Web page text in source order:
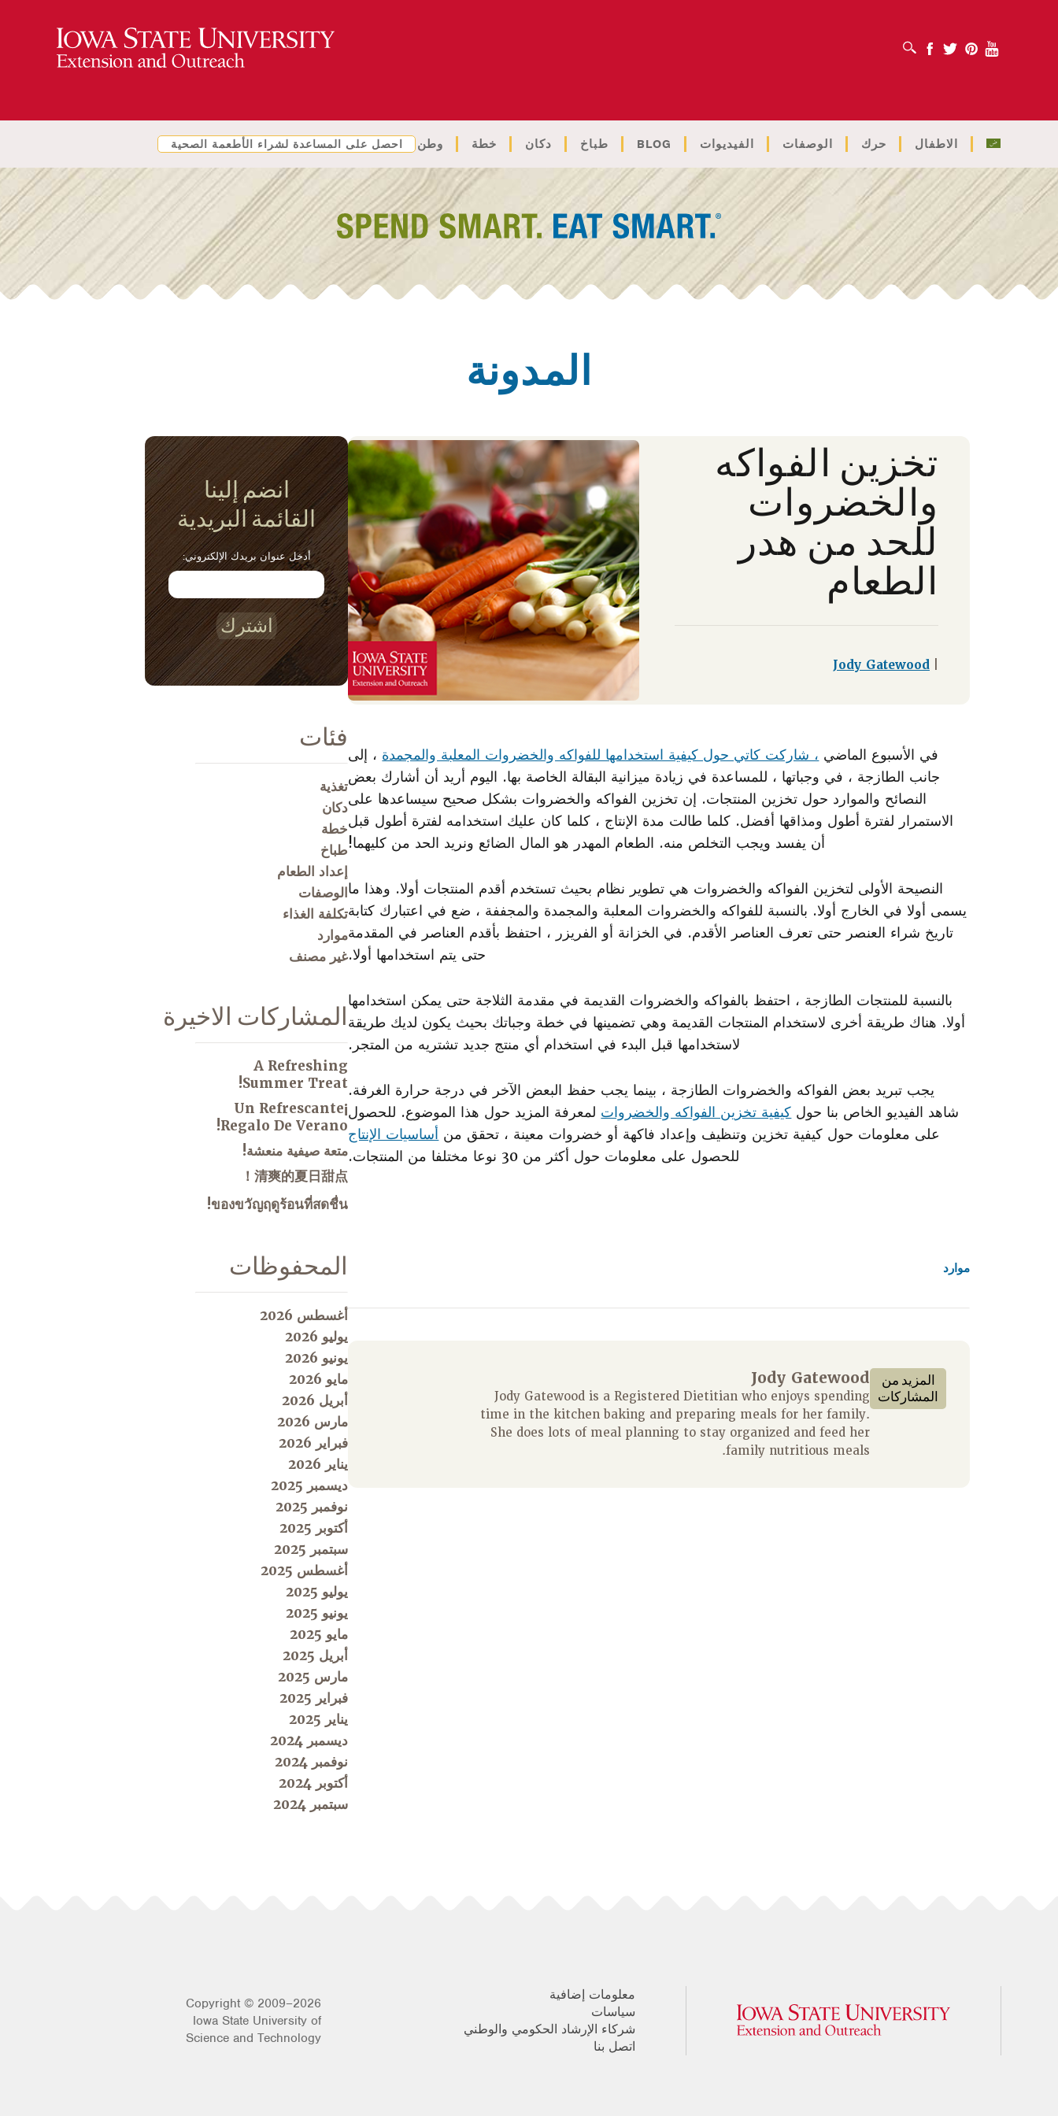
افتح مربع البحثFacebook TwitterPinterestYoutube
وطن خطة دكان طباخ BLOG الفيديوات الوصفات حرك الاطفال احصل على المساعدة لشراء الأطعمة الصحية
المدونة
تخزين الفواكه
والخضروات
للحد من هدر
الطعام
Jody Gatewood
في الأسبوع الماضي ، شاركت كاتي حول كيفية استخدامها للفواكه والخضروات المعلبة والمجمدة ، إلى
جانب الطازجة ، في وجباتها ، للمساعدة في زيادة ميزانية البقالة الخاصة بها. اليوم أريد أن أشارك بعض
النصائح والموارد حول تخزين المنتجات. إن تخزين الفواكه والخضروات بشكل صحيح سيساعدها على
الاستمرار لفترة أطول ومذاقها أفضل. كلما طالت مدة الإنتاج ، كلما كان عليك استخدامه لفترة أطول قبل
أن يفسد ويجب التخلص منه. الطعام المهدر هو المال الضائع ونريد الحد من كليهما!
النصيحة الأولى لتخزين الفواكه والخضروات هي تطوير نظام بحيث تستخدم أقدم المنتجات أولا. وهذا ما
يسمى أولا في الخارج أولا. بالنسبة للفواكه والخضروات المعلبة والمجمدة والمجففة ، ضع في اعتبارك كتابة
تاريخ شراء العنصر حتى تعرف العناصر الأقدم. في الخزانة أو الفريزر ، احتفظ بأقدم العناصر في المقدمة
حتى يتم استخدامها أولا.
بالنسبة للمنتجات الطازجة ، احتفظ بالفواكه والخضروات القديمة في مقدمة الثلاجة حتى يمكن استخدامها
أولا. هناك طريقة أخرى لاستخدام المنتجات القديمة وهي تضمينها في خطة وجباتك بحيث يكون لديك طريقة
لاستخدامها قبل البدء في استخدام أي منتج جديد تشتريه من المتجر.
يجب تبريد بعض الفواكه والخضروات الطازجة ، بينما يجب حفظ البعض الآخر في درجة حرارة الغرفة.
شاهد الفيديو الخاص بنا حول كيفية تخزين الفواكه والخضروات لمعرفة المزيد حول هذا الموضوع. للحصول
على معلومات حول كيفية تخزين وتنظيف وإعداد فاكهة أو خضروات معينة ، تحقق من أساسيات الإنتاج
للحصول على معلومات حول أكثر من 30 نوعا مختلفا من المنتجات.
موارد
المزيد من
المشاركات
Jody Gatewood
Jody Gatewood is a Registered Dietitian who enjoys spending
time in the kitchen baking and preparing meals for her family.
She does lots of meal planning to stay organized and feed her
family nutritious meals.
انضم إلينا
القائمة البريدية
أدخل عنوان بريدك الإلكتروني:
اشترك
فئات
تغذية
دكان
خطة
طباخ
إعداد الطعام
الوصفات
تكلفة الغذاء
موارد
غير مصنف
المشاركات الاخيرة
A Refreshing
Summer Treat!
¡Un Refrescante
Regalo De Verano!
متعة صيفية منعشة!
清爽的夏日甜点！
ของขวัญฤดูร้อนที่สดชื่น!
المحفوظات
أغسطس 2026
يوليو 2026
يونيو 2026
مايو 2026
أبريل 2026
مارس 2026
فبراير 2026
يناير 2026
ديسمبر 2025
نوفمبر 2025
أكتوبر 2025
سبتمبر 2025
أغسطس 2025
يوليو 2025
يونيو 2025
مايو 2025
أبريل 2025
مارس 2025
فبراير 2025
يناير 2025
ديسمبر 2024
نوفمبر 2024
أكتوبر 2024
سبتمبر 2024
معلومات إضافية
سياسات
شركاء الإرشاد الحكومي والوطني
اتصل بنا
Copyright © 2009–2026
Iowa State University of
Science and Technology